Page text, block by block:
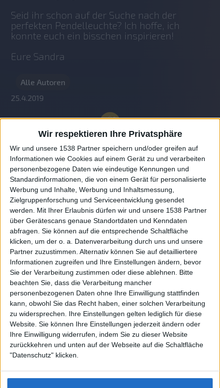
Wir respektieren Ihre Privatsphäre
Wir und unsere 1538 Partner speichern und/oder greifen auf
Informationen wie Cookies auf einem Gerät zu und verarbeiten
personenbezogene Daten wie eindeutige Kennungen und
Standardinformationen, die von einem Gerät für personalisierte
Werbung und Inhalte, Werbung und Inhaltsmessung,
Zielgruppenforschung und Serviceentwicklung gesendet
werden.
Mit Ihrer Erlaubnis dürfen wir und unsere 1538 Partner
über Gerätescans genaue Standortdaten und Kenndaten
abfragen. Sie können auf die entsprechende Schaltfläche
klicken, um der o. a. Datenverarbeitung durch uns und unsere
Partner zuzustimmen. Alternativ können Sie auf detailliertere
Informationen zugreifen und Ihre Einstellungen ändern, bevor
Sie der Verarbeitung zustimmen oder diese ablehnen.
Bitte
beachten Sie, dass die Verarbeitung mancher
personenbezogenen Daten ohne Ihre Einwilligung stattfinden
kann, obwohl Sie das Recht haben, einer solchen Verarbeitung
zu widersprechen. Ihre Einstellungen gelten lediglich für diese
Website. Sie können Ihre Einstellungen jederzeit ändern oder
Ihre Einwilligung widerrufen, indem Sie zu dieser Website
zurückkehren und unten auf der Webseite auf die Schaltfläche
"Datenschutz" klicken.
Seid ihr schon auf der Suche nach der
perfekten Pendelleuchte? Ich hoffe, ich
konnte euch ein bisschen inspirieren!
Eure Sandra
Alle Autoren
25.4.2019
Auf DESMONDO findet Ihr Inspirationen für
individuelles, gemütliches und intelligentes Wohnen,
die aktuellsten Einrichtungstrends und Informatives zu
neuesten Smart Home Systemen.
About
DESMONDO Suche
Kooperationen
Rechtliches
Impressum
Datenschutz
Sitemap